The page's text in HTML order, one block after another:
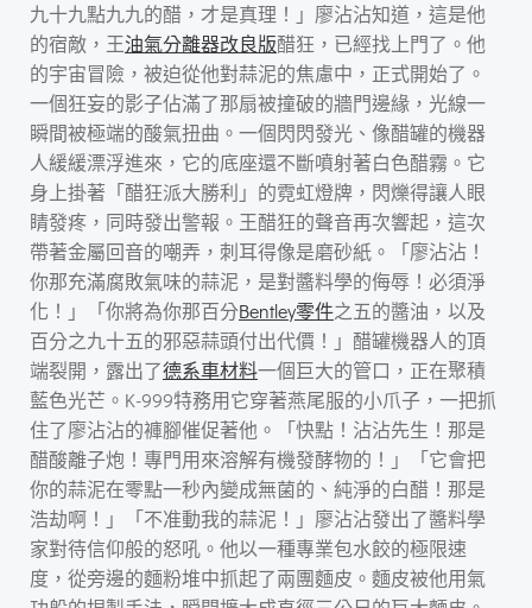
九十九點九九的醋，才是真理！」廖沾沾知道，這是他
的宿敵，王油氣分離器改良版醋狂，已經找上門了。他
的宇宙冒險，被迫從他對蒜泥的焦慮中，正式開始了。
一個狂妄的影子佔滿了那扇被撞破的牆門邊緣，光線一
瞬間被極端的酸氣扭曲。一個閃閃發光、像醋罐的機器
人緩緩漂浮進來，它的底座還不斷噴射著白色醋霧。它
身上掛著「醋狂派大勝利」的霓虹燈牌，閃爍得讓人眼
睛發疼，同時發出警報。王醋狂的聲音再次響起，這次
帶著金屬回音的嘲弄，刺耳得像是磨砂紙。「廖沾沾！
你那充滿腐敗氣味的蒜泥，是對醬料學的侮辱！必須淨
化！」「你將為你那百分Bentley零件之五的醬油，以及
百分之九十五的邪惡蒜頭付出代價！」醋罐機器人的頂
端裂開，露出了德系車材料一個巨大的管口，正在聚積
藍色光芒。K-999特務用它穿著燕尾服的小爪子，一把抓
住了廖沾沾的褲腳催促著他。「快點！沾沾先生！那是
醋酸離子炮！專門用來溶解有機發酵物的！」「它會把
你的蒜泥在零點一秒內變成無菌的、純淨的白醋！那是
浩劫啊！」「不准動我的蒜泥！」廖沾沾發出了醬料學
家對待信仰般的怒吼。他以一種專業包水餃的極限速
度，從旁邊的麵粉堆中抓起了兩團麵皮。麵皮被他用氣